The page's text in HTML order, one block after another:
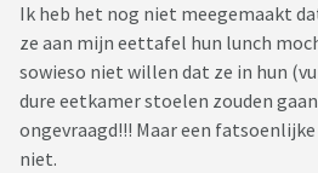
Ik heb het nog niet meegemaakt
ze aan mijn eettafel hun lunch
sowieso niet willen dat ze in hun
dure eetkamer stoelen zouden
ongevraagd!!! Maar een
niet.